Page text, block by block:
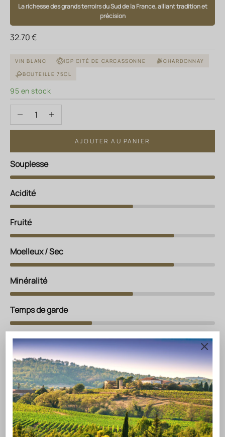
La richesse des grands terroirs du Sud de la France, alliant tradition et
précision
Prix de vente
32.70 €
VIN BLANC IGP CITÉ DE CARCASSONNE
CHARDONNAY
BOUTEILLE 75CL
95 en stock
Diminuer la quantitéAugmenter la quantité
AJOUTER AU PANIER
Souplesse
Acidité
Fruité
Moelleux / Sec
Minéralité
Temps de garde
Apéritif Poissons Volaille grillée
VOTRE EXPERT
Posez n'importe quelle question sur ce vin